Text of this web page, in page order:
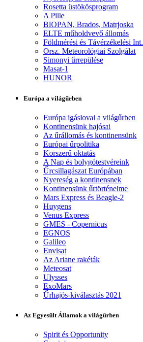
Rosetta üstökösprogram
A Pille
BIOPAN, Brados, Matrjoska
ELTE műholdvevő állomás
Földmérési és Távérzékelési Int.
Orsz. Meteorológiai Szolgálat
Simonyi űrrepülése
Masat-1
HUNOR
Európa a világűrben
Európa igáslovai a világűrben
Kontinensünk hajósai
Az űrállomás és kontinensünk
Európai űrpolitika
Korszerű oktatás
A Nap és bolygótestvéreink
Űrcsillagászat Európában
Nyereség a kontinensnek
Kontinensünk űrtörténelme
Mars Express és Beagle-2
Huygens
Venus Express
GMES - Copernicus
EGNOS
Galileo
Envisat
Az Ariane rakéták
Meteosat
Ulysses
ExoMars
Űrhajós-kiválasztás 2021
Az Egyesült Államok a világűrben
Spirit és Opportunity